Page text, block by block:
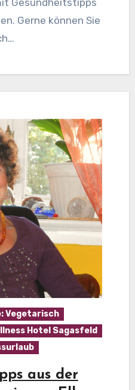
Gesundheitstipps
Gerne können Sie
Vegetarisch
Hotel Sagasfeld
aus der